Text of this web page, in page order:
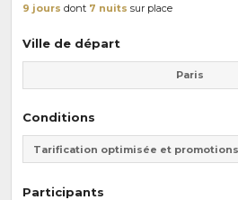
9 jours dont 7 nuits sur place
Ville de départ
Paris
Conditions
Tarification optimisée et
Participants